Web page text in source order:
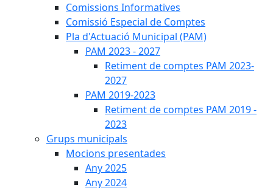
Comissions Informatives
Comissió Especial de Comptes
Pla d'Actuació Municipal (PAM)
PAM 2023 - 2027
Retiment de comptes PAM 2023-
2027
PAM 2019-2023
Retiment de comptes PAM 2019 -
2023
Grups municipals
Mocions presentades
Any 2025
Any 2024